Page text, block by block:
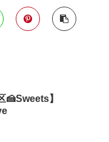
🍰Sweets】